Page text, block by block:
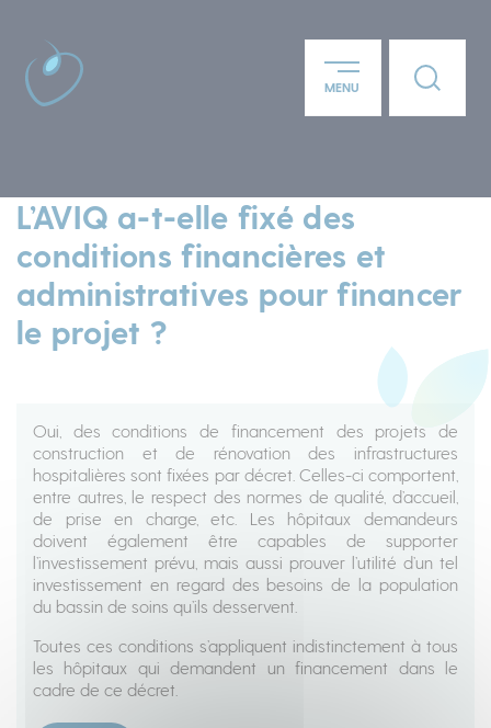
Aller au contenu principal
MENU Lien
L’AVIQ a-t-elle fixé des
conditions financières et
administratives pour financer
le projet ?
Oui, des conditions de financement des projets de
construction et de rénovation des infrastructures
hospitalières sont fixées par décret. Celles-ci comportent,
entre autres, le respect des normes de qualité, d’accueil,
de prise en charge, etc. Les hôpitaux demandeurs
doivent également être capables de supporter
l’investissement prévu, mais aussi prouver l’utilité d’un tel
investissement en regard des besoins de la population
du bassin de soins qu’ils desservent.
Toutes ces conditions s’appliquent indistinctement à tous
les hôpitaux qui demandent un financement dans le
cadre de ce décret.